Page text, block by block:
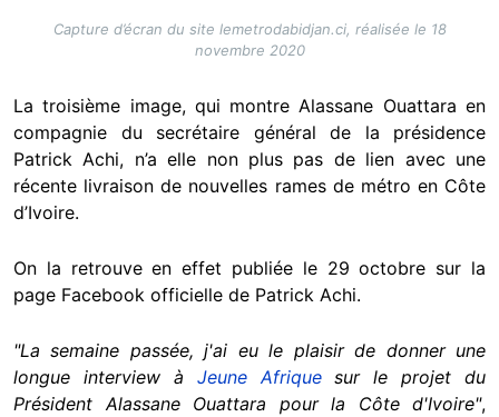
Capture d’écran du site lemetrodabidjan.ci, réalisée le 18
novembre 2020
La troisième image, qui montre Alassane Ouattara en
compagnie du secrétaire général de la présidence
Patrick Achi, n’a elle non plus pas de lien avec une
récente livraison de nouvelles rames de métro en Côte
d’Ivoire.
On la retrouve en effet publiée le 29 octobre sur la
page Facebook officielle de Patrick Achi.
"La semaine passée, j'ai eu le plaisir de donner une
longue interview à Jeune Afriquesur le projet du
Président Alassane Ouattara pour la Côte d'Ivoire",